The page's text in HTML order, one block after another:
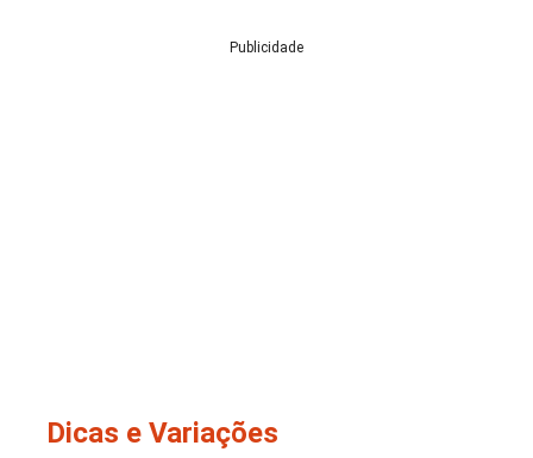
Publicidade
Dicas e Variações